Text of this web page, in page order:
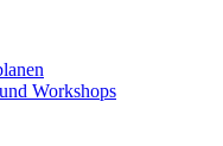
Workshops